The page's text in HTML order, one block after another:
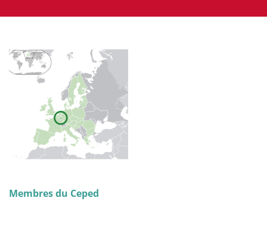
Membres du Ceped